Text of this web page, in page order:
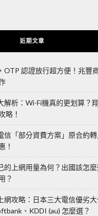
近期文章
OTP 認證放行超方便！兆豐
解析：Wi-Fi機真的更划算？
略！
信「部分資費方案」原合約
！
的上網用量為何？出國該怎
？
網攻略：日本三大電信優劣大
、KDDI (au) 怎麼選？